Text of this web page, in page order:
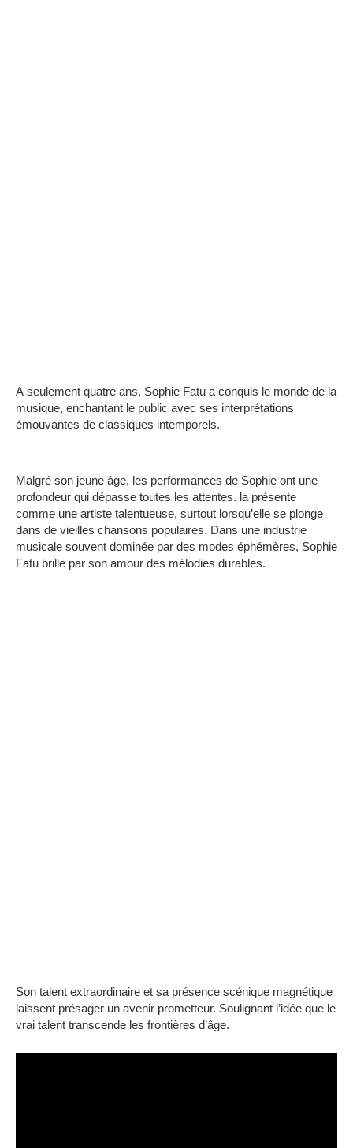
À seulement quatre ans, Sophie Fatu a conquis le monde de la
musique, enchantant le public avec ses interprétations
émouvantes de classiques intemporels.
Malgré son jeune âge, les performances de Sophie ont une
profondeur qui dépasse toutes les attentes. la présente
comme une artiste talentueuse, surtout lorsqu’elle se plonge
dans de vieilles chansons populaires. Dans une industrie
musicale souvent dominée par des modes éphémères, Sophie
Fatu brille par son amour des mélodies durables.
Son talent extraordinaire et sa présence scénique magnétique
laissent présager un avenir prometteur. Soulignant l’idée que le
vrai talent transcende les frontières d’âge.